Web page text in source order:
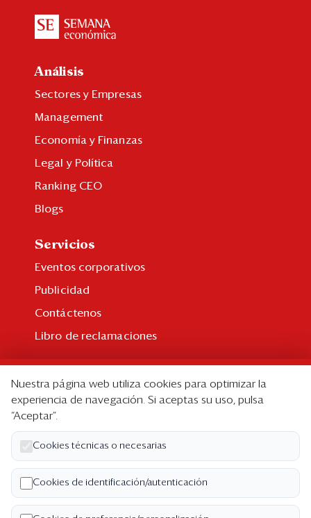
Análisis
Sectores y Empresas
Management
Economía y Finanzas
Legal y Política
Ranking CEO
Blogs
Servicios
Eventos corporativos
Publicidad
Contáctenos
Libro de reclamaciones
Suscripción individual
Paquetes corporativos
Edición Impresa
Nosotros
Quiénes somos
Nuestra página web utiliza cookies para optimizar la
experiencia de navegación. Si aceptas su uso, pulsa
“Aceptar”.
Cookies técnicas o necesarias
Cookies de identificación/autenticación